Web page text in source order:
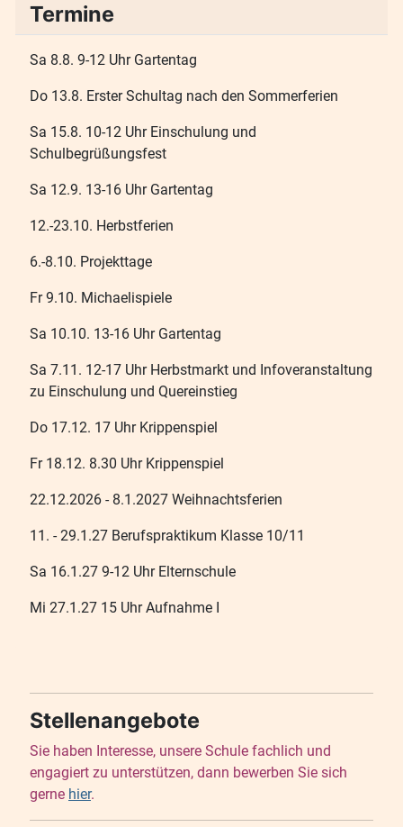
Termine
Sa 8.8. 9-12 Uhr Gartentag
Do 13.8. Erster Schultag nach den Sommerferien
Sa 15.8. 10-12 Uhr Einschulung und
Schulbegrüßungsfest
Sa 12.9. 13-16 Uhr Gartentag
12.-23.10. Herbstferien
6.-8.10. Projekttage
Fr 9.10. Michaelispiele
Sa 10.10. 13-16 Uhr Gartentag
Sa 7.11. 12-17 Uhr Herbstmarkt und Infoveranstaltung
zu Einschulung und Quereinstieg
Do 17.12. 17 Uhr Krippenspiel
Fr 18.12. 8.30 Uhr Krippenspiel
22.12.2026 - 8.1.2027 Weihnachtsferien
11. - 29.1.27 Berufspraktikum Klasse 10/11
Sa 16.1.27 9-12 Uhr Elternschule
Mi 27.1.27 15 Uhr Aufnahme I
Stellenangebote
Sie haben Interesse, unsere Schule fachlich und
engagiert zu unterstützen, dann bewerben Sie sich
gerne hier.